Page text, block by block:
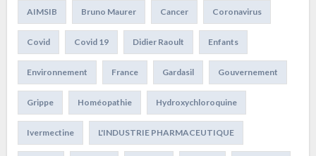
AIMSIB Bruno Maurer Cancer Coronavirus
Covid Covid 19 Didier Raoult Enfants
Environnement France Gardasil Gouvernement
Grippe Homéopathie Hydroxychloroquine
Ivermectine L'INDUSTRIE PHARMACEUTIQUE